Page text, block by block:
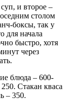
и второе –
столом
боксы, так у
для начала
быстро, хотя
через
блюда – 600-
Стакан кваса
– 350.